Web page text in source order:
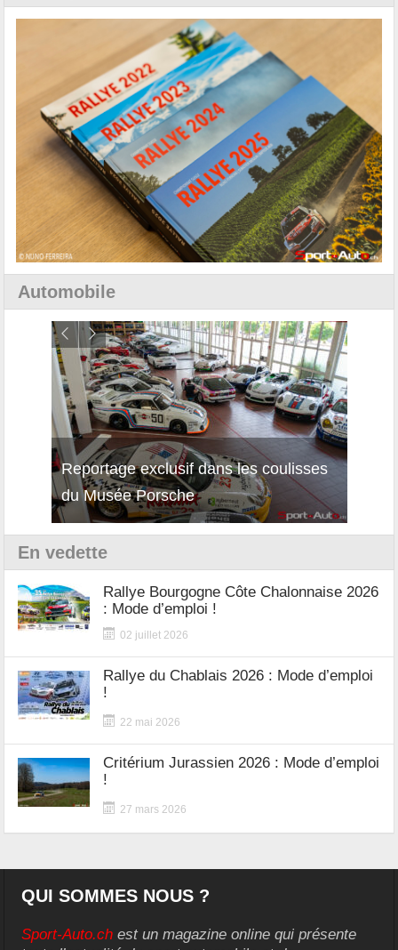
Automobile
Reportage exclusif dans les coulisses
du Musée Porsche
En vedette
Rallye Bourgogne Côte Chalonnaise 2026
: Mode d’emploi !
02 juillet 2026
Rallye du Chablais 2026 : Mode d’emploi
!
22 mai 2026
Critérium Jurassien 2026 : Mode d’emploi
!
27 mars 2026
QUI SOMMES NOUS ?
Sport-Auto.ch est un magazine online qui présente